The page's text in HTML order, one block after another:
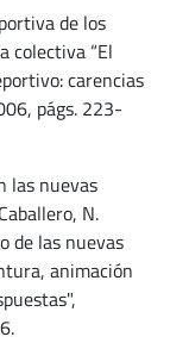
de los
colectiva “El
carencias
págs. 223-
las nuevas
N.
de las nuevas
animación